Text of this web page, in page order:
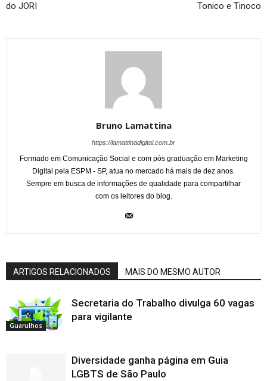
do JORI
Tonico e Tinoco
Bruno Lamattina
https://lamattinadigital.com.br
Formado em Comunicação Social e com pós graduação em Marketing
Digital pela ESPM - SP, atua no mercado há mais de dez anos.
Sempre em busca de informações de qualidade para compartilhar
com os leitores do blog.
ARTIGOS RELACIONADOS MAIS DO MESMO AUTOR
Guarulhos
Secretaria do Trabalho divulga 60 vagas
para vigilante
Diversidade ganha página em Guia
LGBTS de São Paulo